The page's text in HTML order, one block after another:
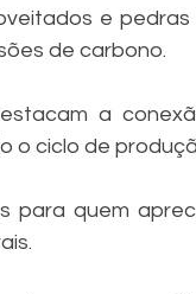
e
de carbono.
a
o ciclo de
para quem